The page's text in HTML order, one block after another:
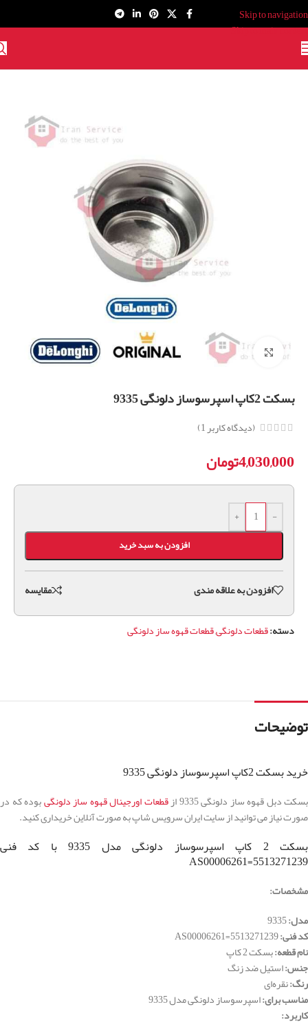
Skip to navigation
Skip to main content
برای بزرگنمایی کلیک کنید
بسکت 2کاپ اسپرسوساز دلونگی 9335
(دیدگاه کاربر1
)
4,030,000تومان
-
+
افزودن به سبد خرید
افزودن به علاقه مندی مقايسه
دسته:قطعات دلونگی,قطعات قهوه ساز دلونگی
توضیحات
خرید بسکت 2کاپ اسپرسوساز دلونگی 9335
بسکت دبل قهوه ساز دلونگی 9335 از قطعات اورجینال قهوه ساز دلونگیبوده که در
صورت نیاز می توانید از سایت ایران سرویس شاپ به صورت آنلاین خریداری کنید.
بسکت 2 کاپ اسپرسوساز دلونگی مدل 9335 با کد فنی
5513271239=AS00006261
مشخصات:
مدل:
کد فنی:
نام قطعه:بسکت 2 کاپ
جنس:استیل ضد زنگ
رنگ:نقره‌ای
مناسب برای:اسپرسوساز دلونگی مدل 9335
کاربرد: